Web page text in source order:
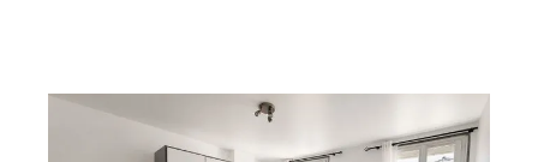
TOULOUSE 31
, 1 pièce